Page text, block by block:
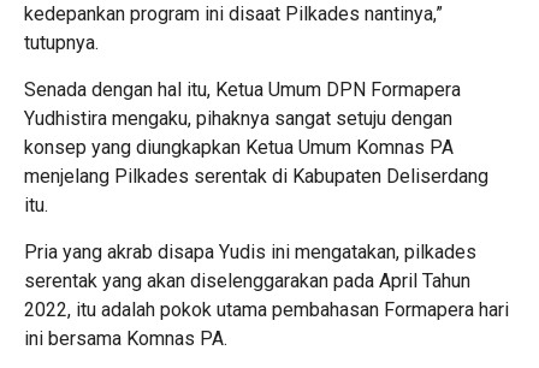
kedepankan program ini disaat Pilkades nantinya,”
tutupnya.
Senada dengan hal itu, Ketua Umum DPN Formapera
Yudhistira mengaku, pihaknya sangat setuju dengan
konsep yang diungkapkan Ketua Umum Komnas PA
menjelang Pilkades serentak di Kabupaten Deliserdang
itu.
Pria yang akrab disapa Yudis ini mengatakan, pilkades
serentak yang akan diselenggarakan pada April Tahun
2022, itu adalah pokok utama pembahasan Formapera hari
ini bersama Komnas PA.